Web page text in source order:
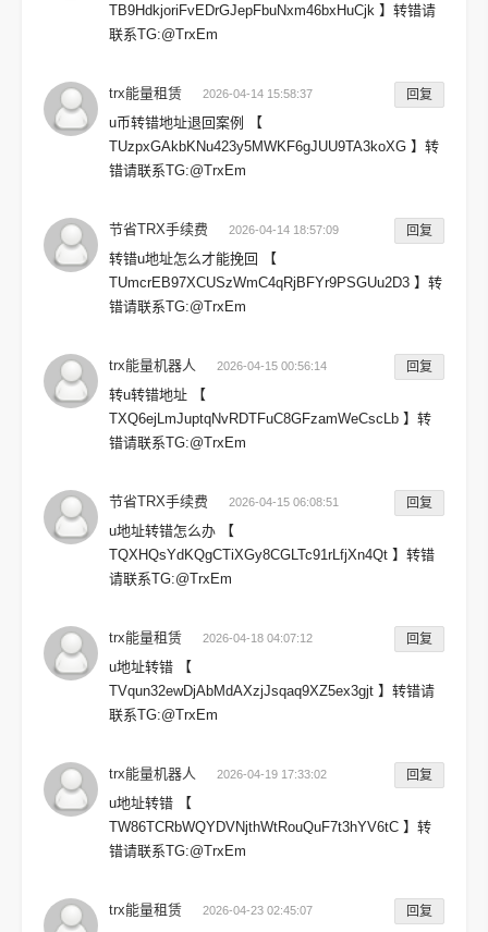
TB9HdkjoriFvEDrGJepFbuNxm46bxHuCjk 】转错请
联系TG:@TrxEm
trx能量租赁 2026-04-14 15:58:37 回复
u币转错地址退回案例 【
TUzpxGAkbKNu423y5MWKF6gJUU9TA3koXG 】转
错请联系TG:@TrxEm
节省TRX手续费 2026-04-14 18:57:09 回复
转错u地址怎么才能挽回 【
TUmcrEB97XCUSzWmC4qRjBFYr9PSGUu2D3 】转
错请联系TG:@TrxEm
trx能量机器人 2026-04-15 00:56:14 回复
转u转错地址 【
TXQ6ejLmJuptqNvRDTFuC8GFzamWeCscLb 】转
错请联系TG:@TrxEm
节省TRX手续费 2026-04-15 06:08:51 回复
u地址转错怎么办 【
TQXHQsYdKQgCTiXGy8CGLTc91rLfjXn4Qt 】转错
请联系TG:@TrxEm
trx能量租赁 2026-04-18 04:07:12 回复
u地址转错 【
TVqun32ewDjAbMdAXzjJsqaq9XZ5ex3gjt 】转错请
联系TG:@TrxEm
trx能量机器人 2026-04-19 17:33:02 回复
u地址转错 【
TW86TCRbWQYDVNjthWtRouQuF7t3hYV6tC 】转
错请联系TG:@TrxEm
trx能量租赁 2026-04-23 02:45:07 回复